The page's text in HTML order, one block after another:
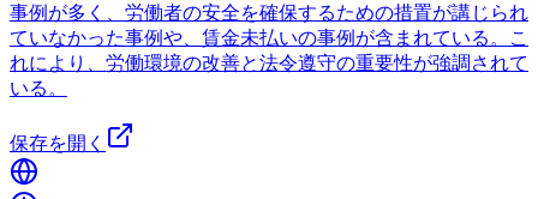
事例が多く、労働者の安全を確保するための措置が講じられ
ていなかった事例や、賃金未払いの事例が含まれている。こ
れにより、労働環境の改善と法令遵守の重要性が強調されて
いる。
保存を開く